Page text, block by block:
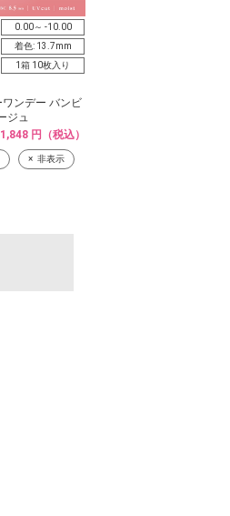
0.00～ -10.00
着色: 13.7mm
1箱 10枚入り
ンデー バンビ
ジュ
1,848 円（税込）
非表示